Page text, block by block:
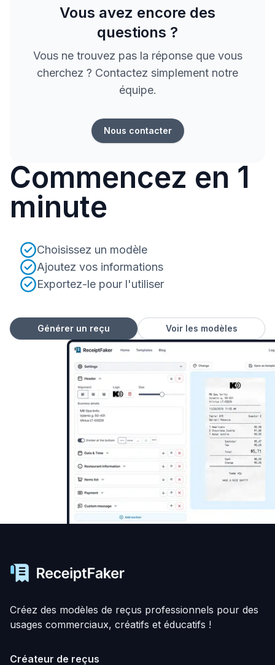
Vous avez encore des
questions ?
Vous ne trouvez pas la réponse que vous
cherchez ? Contactez simplement notre
équipe.
Nous contacter
Commencez en 1
minute
Choisissez un modèle
Ajoutez vos informations
Exportez-le pour l'utiliser
Générer un reçu Voir les modèles
Créez des modèles de reçus professionnels pour des
usages commerciaux, créatifs et éducatifs !
Créateur de reçus